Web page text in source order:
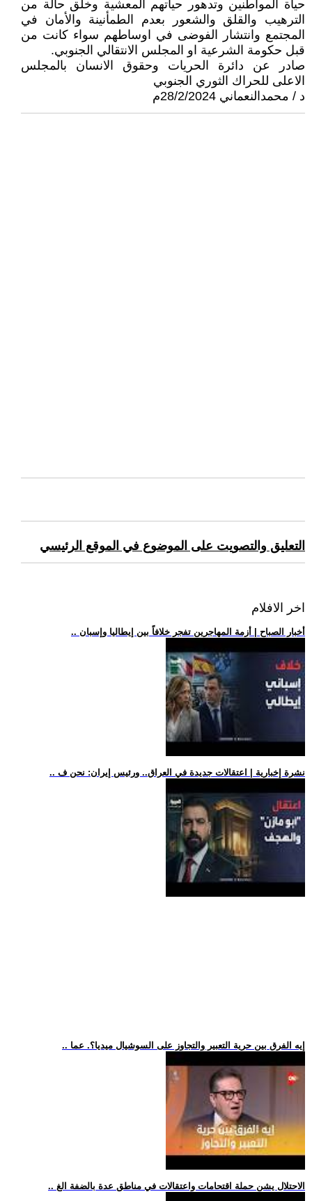
حياة المواطنين وتدهور حياتهم المعشية وخلق حالة من
الترهيب والقلق والشعور بعدم الطمأنينة والأمان في
المجتمع وانتشار الفوضى في اوساطهم سواء كانت من
قبل حكومة الشرعية او المجلس الانتقالي الجنوبي.
صادر عن دائرة الحريات وحقوق الانسان بالمجلس
الاعلى للحراك الثوري الجنوبي
د / محمدالنعماني 28/2/2024م
التعليق والتصويت على الموضوع في الموقع الرئيسي
اخر الافلام
.. أخبار الصباح | أزمة المهاجرين تفجر خلافاً بين إيطاليا وإسبان
.. نشرة إخبارية | اعتقالات جديدة في العراق.. ورئيس إيران: نحن ف
.. إيه الفرق بين حرية التعبير والتجاوز على السوشيال ميديا؟. عما
.. الاحتلال يشن حملة اقتحامات واعتقالات في مناطق عدة بالضفة الغ